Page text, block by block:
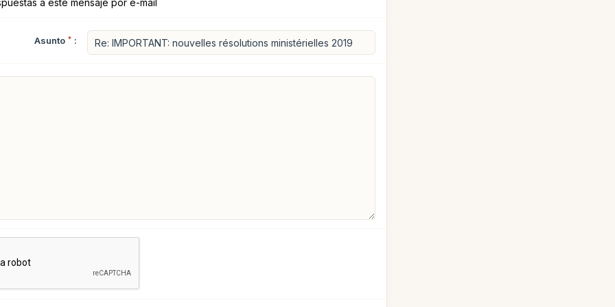
Asunto * :